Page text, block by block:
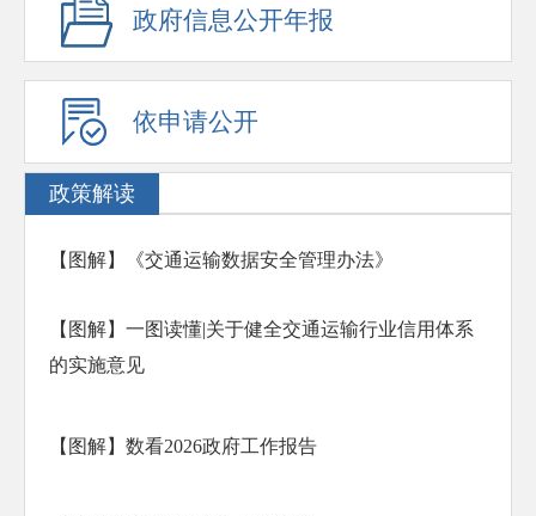
政府信息公开年报
依申请公开
政策解读
【图解】《交通运输数据安全管理办法》
【图解】一图读懂|关于健全交通运输行业信用体系
的实施意见
【图解】数看2026政府工作报告